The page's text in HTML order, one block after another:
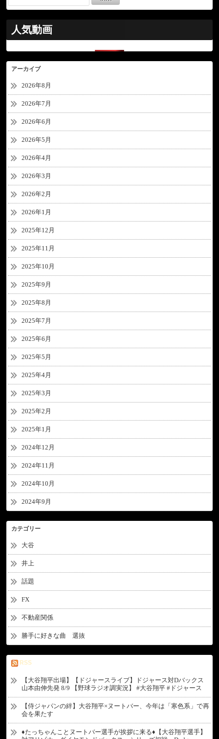
人気動画
アーカイブ
2026年8月
2026年7月
2026年6月
2026年5月
2026年4月
2026年3月
2026年2月
2026年1月
2025年12月
2025年11月
2025年10月
2025年9月
2025年8月
2025年7月
2025年6月
2025年5月
2025年4月
2025年3月
2025年2月
2025年1月
2024年12月
2024年11月
2024年10月
2024年9月
カテゴリー
大谷
井上
話題
FX
不動産関係
勝手に好きな曲 選抜
RSS
【大谷翔平出場】【ドジャースライブ】ドジャース対Dバックス
山本由伸先発 8/9 【野球ラジオ調実況】 #大谷翔平 #ドジャース
【侍ジャパンの絆】大谷翔平×ヌートバー、今年は「寒色系」で再
会を果たす
♦たっちゃんことヌートバー選手が挨拶に来る♦【大谷翔平選手】